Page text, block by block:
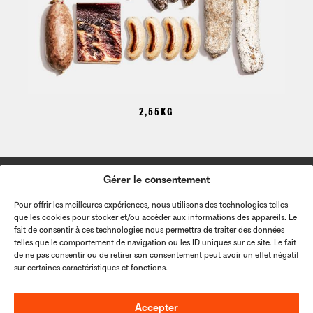
Gérer le consentement
Pour offrir les meilleures expériences, nous utilisons des technologies telles
que les cookies pour stocker et/ou accéder aux informations des appareils. Le
fait de consentir à ces technologies nous permettra de traiter des données
telles que le comportement de navigation ou les ID uniques sur ce site. Le fait
de ne pas consentir ou de retirer son consentement peut avoir un effet négatif
sur certaines caractéristiques et fonctions.
Accepter
2,55KG
PRODUITS
BOUTIQUE
À PROPOS